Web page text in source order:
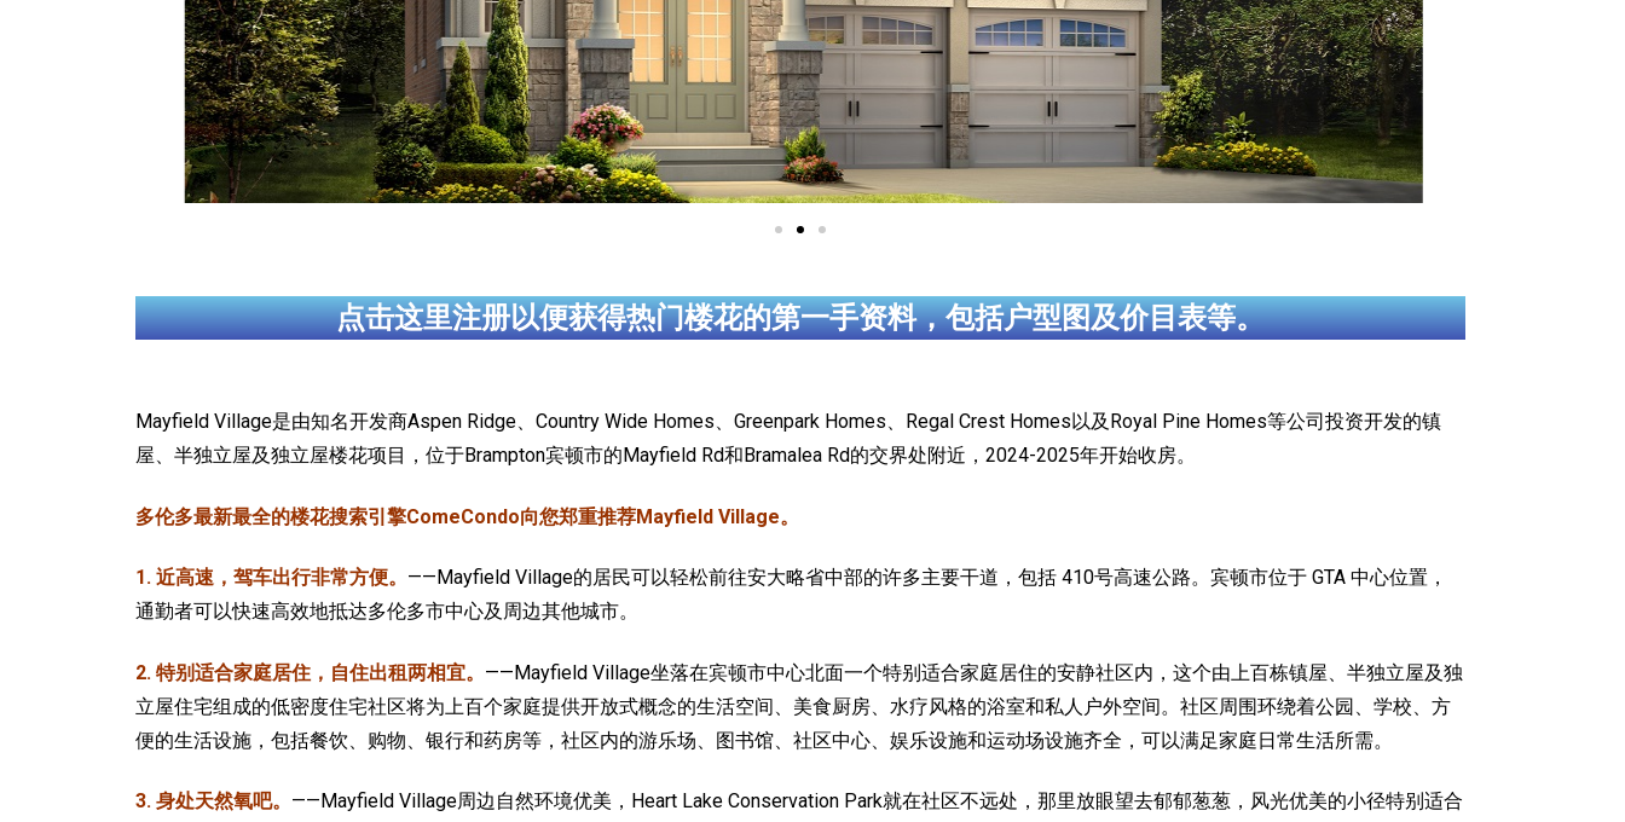
点击这里注册以便获得热门楼花的第一手资料，包括户型图及价目表等。
Mayfield Village是由知名开发商Aspen Ridge、Country Wide Homes、Greenpark Homes、Regal Crest Homes以及Royal Pine Homes等公司投资开发的镇
屋、半独立屋及独立屋楼花项目，位于Brampton宾顿市的Mayfield Rd和Bramalea Rd的交界处附近，2024-2025年开始收房。
多伦多最新最全的楼花搜索引擎ComeCondo向您郑重推荐Mayfield Village。
1. 近高速，驾车出行非常方便。 ——Mayfield Village的居民可以轻松前往安大略省中部的许多主要干道，包括 410号高速公路。宾顿市位于 GTA 中心位置，
通勤者可以快速高效地抵达多伦多市中心及周边其他城市。
2. 特别适合家庭居住，自住出租两相宜。 ——Mayfield Village坐落在宾顿市中心北面一个特别适合家庭居住的安静社区内，这个由上百栋镇屋、半独立屋及独
立屋住宅组成的低密度住宅社区将为上百个家庭提供开放式概念的生活空间、美食厨房、水疗风格的浴室和私人户外空间。社区周围环绕着公园、学校、方
便的生活设施，包括餐饮、购物、银行和药房等，社区内的游乐场、图书馆、社区中心、娱乐设施和运动场设施齐全，可以满足家庭日常生活所需。
3. 身处天然氧吧。 ——Mayfield Village周边自然环境优美，Heart Lake Conservation Park就在社区不远处，那里放眼望去郁郁葱葱，风光优美的小径特别适合